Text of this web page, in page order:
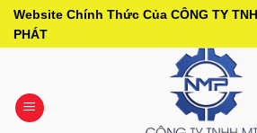
Bỏ
qua
Website Chính Thức Của CÔNG TY
PHÁT